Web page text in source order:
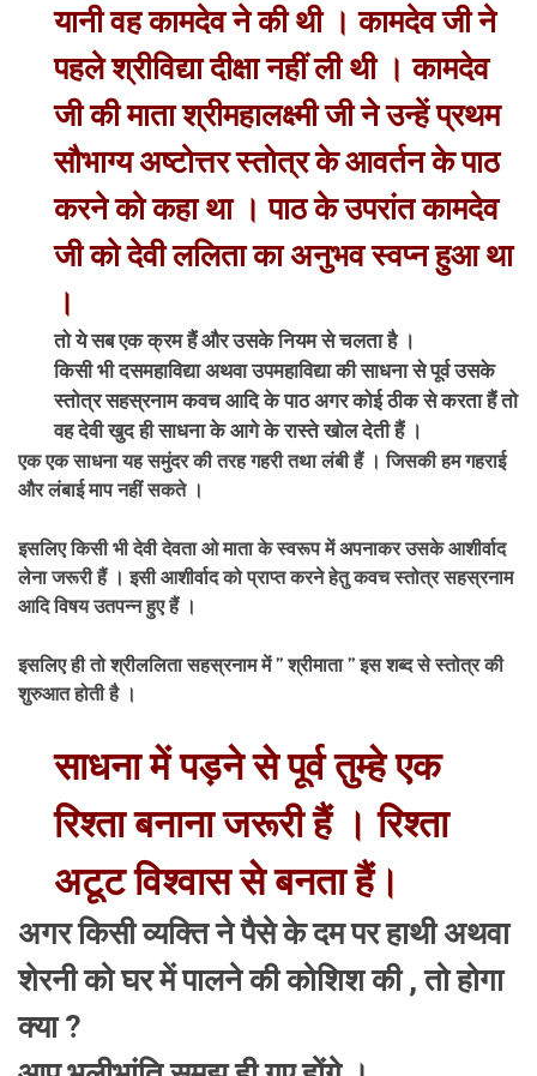
यानी वह कामदेव ने की थी । कामदेव जी ने
पहले श्रीविद्या दीक्षा नहीं ली थी । कामदेव
जी की माता श्रीमहालक्ष्मी जी ने उन्हें प्रथम
सौभाग्य अष्टोत्तर स्तोत्र के आवर्तन के पाठ
करने को कहा था । पाठ के उपरांत कामदेव
जी को देवी ललिता का अनुभव स्वप्न हुआ था
।
तो ये सब एक क्रम हैं और उसके नियम से चलता है ।
किसी भी दसमहाविद्या अथवा उपमहाविद्या की साधना से पूर्व उसके
स्तोत्र सहस्रनाम कवच आदि के पाठ अगर कोई ठीक से करता हैं तो
वह देवी खुद ही साधना के आगे के रास्ते खोल देती हैं ।
एक एक साधना यह समुंदर की तरह गहरी तथा लंबी हैं । जिसकी हम गहराई
और लंबाई माप नहीं सकते ।
इसलिए किसी भी देवी देवता ओ माता के स्वरूप में अपनाकर उसके आशीर्वाद
लेना जरूरी हैं । इसी आशीर्वाद को प्राप्त करने हेतु कवच स्तोत्र सहस्रनाम
आदि विषय उतपन्न हुए हैं ।
इसलिए ही तो श्रीललिता सहस्रनाम में ” श्रीमाता ” इस शब्द से स्तोत्र की
शुरुआत होती है ।
साधना में पड़ने से पूर्व तुम्हे एक
रिश्ता बनाना जरूरी हैं । रिश्ता
अटूट विश्वास से बनता हैं।
अगर किसी व्यक्ति ने पैसे के दम पर हाथी अथवा
शेरनी को घर में पालने की कोशिश की , तो होगा
क्या ?